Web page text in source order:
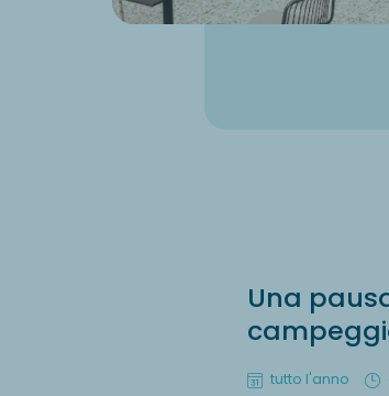
Una
tutto l'anno